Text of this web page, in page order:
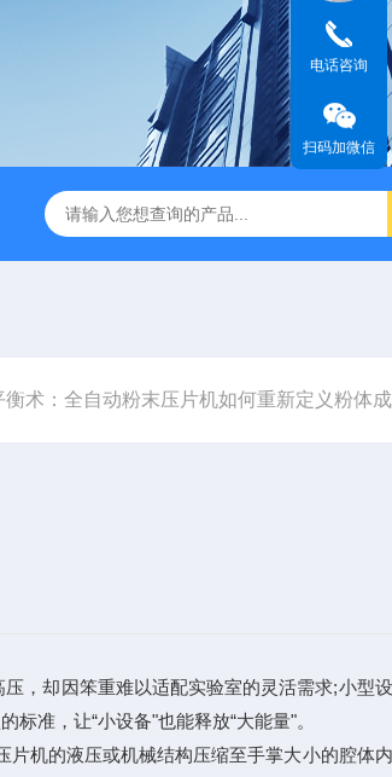
术：全自动粉末压片机如何重新定义粉体
，却因笨重难以适配实验室的灵活需求;小型
准，让“小设备"也能释放“大能量"。
机的液压或机械结构压缩至手掌大小的腔体
电话咨询
扫码加微信